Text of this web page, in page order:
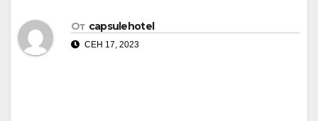
От capsulehotel
СЕН 17, 2023